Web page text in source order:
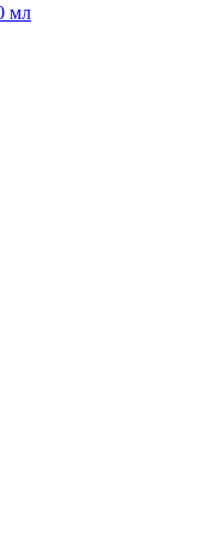
мл